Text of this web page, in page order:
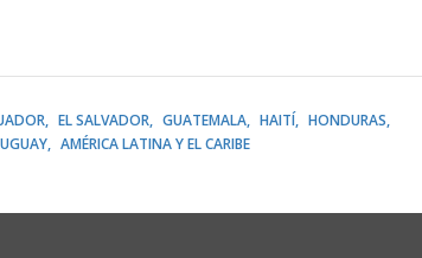
EL SALVADOR GUATEMALA HAITÍ
HONDURAS
AMÉRICA LATINA Y EL CARIBE